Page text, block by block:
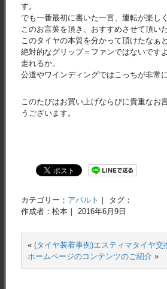
す。
でも一番最初に書いた一言、運転が楽し
このお言葉を頂き、おすすめさせて頂い
このタイヤの本質を分かって頂けたなぁ
絶対的なグリップ＝ファンではないです
走れるか。
公道やワインディングではこっちが非常
このたびはお買い上げならびに貴重なお
うございます。
カテゴリー： アバルト ｜ タグ：
作成者：松本｜ 2016年6月9日
« (タイヤ装着事例)エスティマタイヤ交
ホームページのコンテンツのご紹介 »